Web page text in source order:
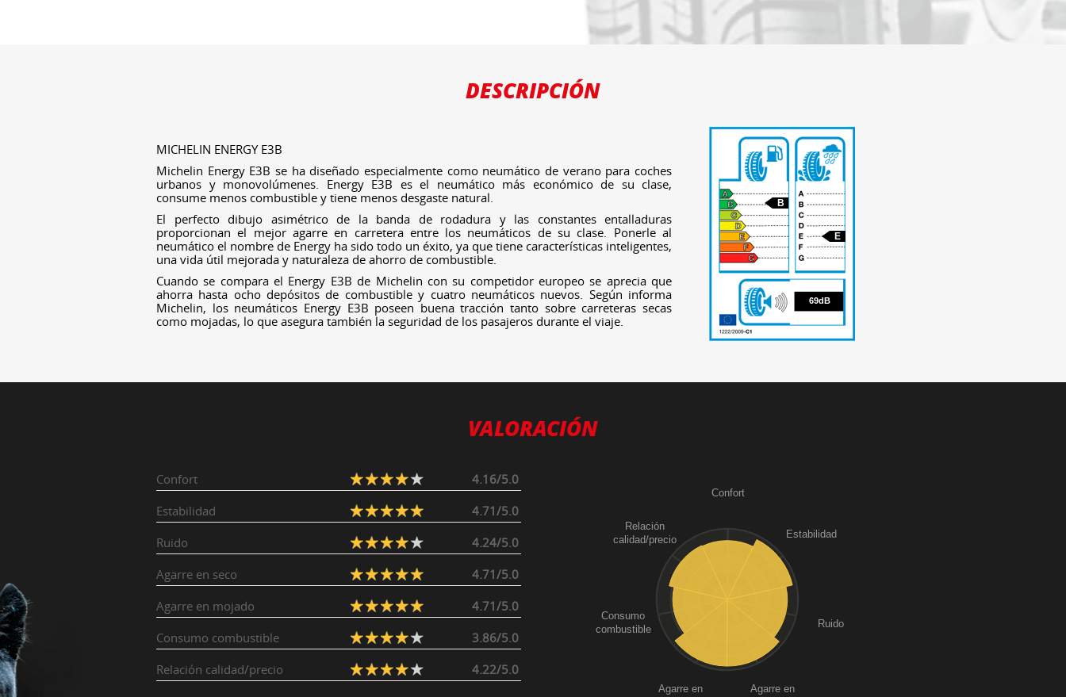
DESCRIPCIÓN
MICHELIN ENERGY E3B
Michelin Energy E3B se ha diseñado especialmente como neumático de verano para coches
urbanos y monovolúmenes. Energy E3B es el neumático más económico de su clase,
consume menos combustible y tiene menos desgaste natural.
El perfecto dibujo asimétrico de la banda de rodadura y las constantes entalladuras
proporcionan el mejor agarre en carretera entre los neumáticos de su clase. Ponerle al
neumático el nombre de Energy ha sido todo un éxito, ya que tiene características inteligentes,
una vida útil mejorada y naturaleza de ahorro de combustible.
Cuando se compara el Energy E3B de Michelin con su competidor europeo se aprecia que
ahorra hasta ocho depósitos de combustible y cuatro neumáticos nuevos. Según informa
Michelin, los neumáticos Energy E3B poseen buena tracción tanto sobre carreteras secas
como mojadas, lo que asegura también la seguridad de los pasajeros durante el viaje.
69
B
E
69dB
VALORACIÓN
Confort
4.16/5.0
Estabilidad
4.71/5.0
Ruido
4.24/5.0
Agarre en seco
4.71/5.0
Agarre en mojado
4.71/5.0
Consumo combustible
3.86/5.0
Relación calidad/precio
4.22/5.0
Confort
Estabilidad
Ruido
Agarre en
Agarre en
Consumo
combustible
Relación
calidad/precio